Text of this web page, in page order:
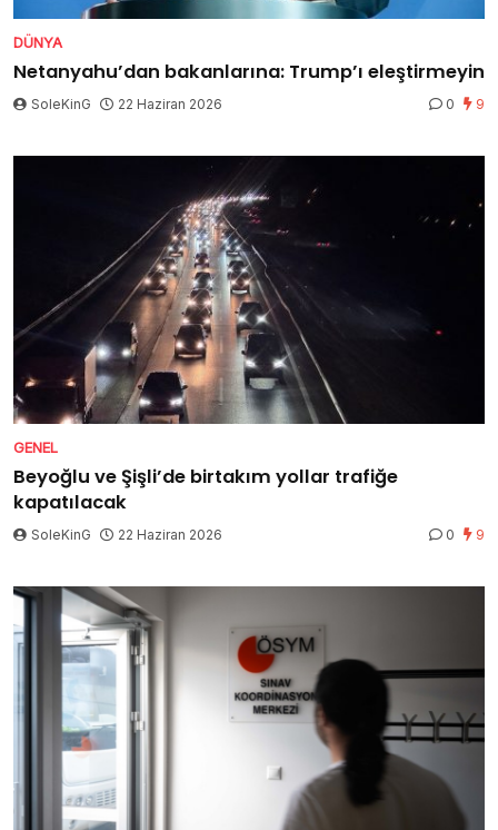
DÜNYA
Netanyahu’dan bakanlarına: Trump’ı eleştirmeyin
SoleKinG 22 Haziran 2026 0 9
GENEL
Beyoğlu ve Şişli’de birtakım yollar trafiğe
kapatılacak
SoleKinG 22 Haziran 2026 0 9